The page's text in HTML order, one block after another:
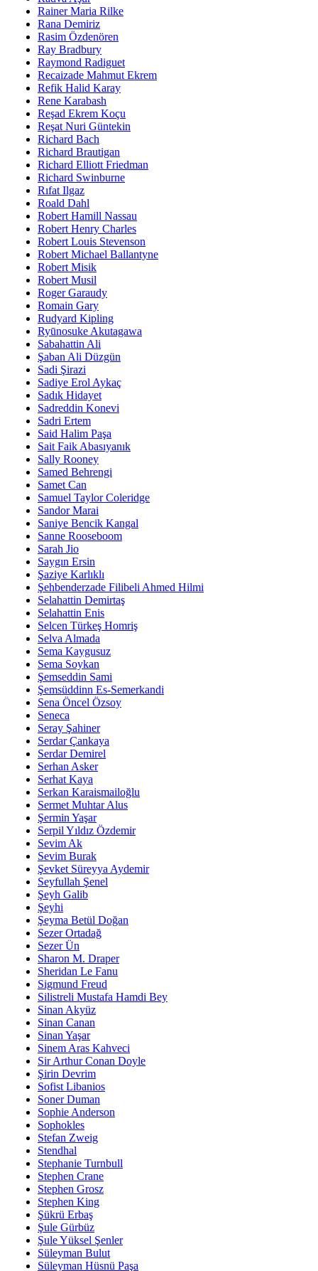
Rainer Maria Rilke
Rana Demiriz
Rasim Özdenören
Ray Bradbury
Raymond Radiguet
Recaizade Mahmut Ekrem
Refik Halid Karay
Rene Karabash
Reşad Ekrem Koçu
Reşat Nuri Güntekin
Richard Bach
Richard Brautigan
Richard Elliott Friedman
Richard Swinburne
Rıfat Ilgaz
Roald Dahl
Robert Hamill Nassau
Robert Henry Charles
Robert Louis Stevenson
Robert Michael Ballantyne
Robert Misik
Robert Musil
Roger Garaudy
Romain Gary
Rudyard Kipling
Ryūnosuke Akutagawa
Sabahattin Ali
Şaban Ali Düzgün
Sadi Şirazi
Sadiye Erol Aykaç
Sadık Hidayet
Sadreddin Konevi
Sadri Ertem
Said Halim Paşa
Sait Faik Abasıyanık
Sally Rooney
Samed Behrengi
Samet Can
Samuel Taylor Coleridge
Sandor Marai
Saniye Bencik Kangal
Sanne Rooseboom
Sarah Jio
Saygın Ersin
Şaziye Karlıklı
Şehbenderzade Filibeli Ahmed Hilmi
Selahattin Demirtaş
Selahattin Enis
Selcen Türkeş Homriş
Selva Almada
Sema Kaygusuz
Sema Soykan
Şemseddin Sami
Şemsüddinn Es-Semerkandi
Sena Öncel Özsoy
Seneca
Seray Şahiner
Serdar Çankaya
Serdar Demirel
Serhan Asker
Serhat Kaya
Serkan Karaismailoğlu
Sermet Muhtar Alus
Şermin Yaşar
Serpil Yıldız Özdemir
Sevim Ak
Sevim Burak
Şevket Süreyya Aydemir
Seyfullah Şenel
Şeyh Galib
Şeyhi
Şeyma Betül Doğan
Sezer Ortadağ
Sezer Ün
Sharon M. Draper
Sheridan Le Fanu
Sigmund Freud
Silistreli Mustafa Hamdi Bey
Sinan Akyüz
Sinan Canan
Sinan Yaşar
Sinem Aras Kahveci
Sir Arthur Conan Doyle
Şirin Devrim
Sofist Libanios
Soner Duman
Sophie Anderson
Sophokles
Stefan Zweig
Stendhal
Stephanie Turnbull
Stephen Crane
Stephen Grosz
Stephen King
Şükrü Erbaş
Şule Gürbüz
Şule Yüksel Şenler
Süleyman Bulut
Süleyman Hüsnü Paşa